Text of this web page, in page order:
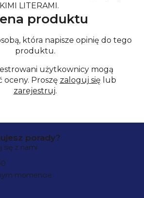
LITERAMI.
produktu
która napisze opinię do tego
produktu.
użytkownicy mogą
oceny. Proszę zaloguj się lub
zarejestruj.
porady?
się z nami
momencie